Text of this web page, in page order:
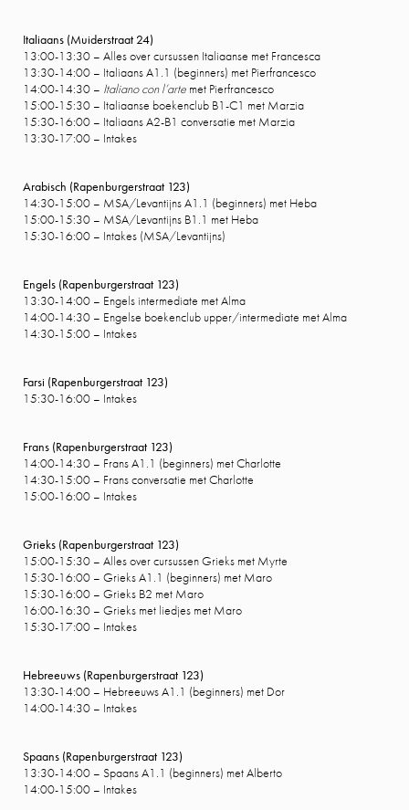
Italiaans (Muiderstraat 24)
13:00-13:30 – Alles over cursussen Italiaanse met Francesca
13:30-14:00 – Italiaans A1.1 (beginners) met Pierfrancesco
14:00-14:30 – Italiano con l’arte met Pierfrancesco
15:00-15:30 – Italiaanse boekenclub B1-C1 met Marzia
15:30-16:00 – Italiaans A2-B1 conversatie met Marzia
13:30-17:00 – Intakes
Arabisch (Rapenburgerstraat 123)
14:30-15:00 – MSA/Levantijns A1.1 (beginners) met Heba
15:00-15:30 – MSA/Levantijns B1.1 met Heba
15:30-16:00 – Intakes (MSA/Levantijns)
Engels (Rapenburgerstraat 123)
13:30-14:00 – Engels intermediate met Alma
14:00-14:30 – Engelse boekenclub upper/intermediate met Alma
14:30-15:00 – Intakes
Farsi (Rapenburgerstraat 123)
15:30-16:00 – Intakes
Frans (Rapenburgerstraat 123)
14:00-14:30 – Frans A1.1 (beginners) met Charlotte
14:30-15:00 – Frans conversatie met Charlotte
15:00-16:00 – Intakes
Grieks (Rapenburgerstraat 123)
15:00-15:30 – Alles over cursussen Grieks met Myrte
15:30-16:00 – Grieks A1.1 (beginners) met Maro
15:30-16:00 – Grieks B2 met Maro
16:00-16:30 – Grieks met liedjes met Maro
15:30-17:00 – Intakes
Hebreeuws (Rapenburgerstraat 123)
13:30-14:00 – Hebreeuws A1.1 (beginners) met Dor
14:00-14:30 – Intakes
Spaans (Rapenburgerstraat 123)
13:30-14:00 – Spaans A1.1 (beginners) met Alberto
14:00-15:00 – Intakes